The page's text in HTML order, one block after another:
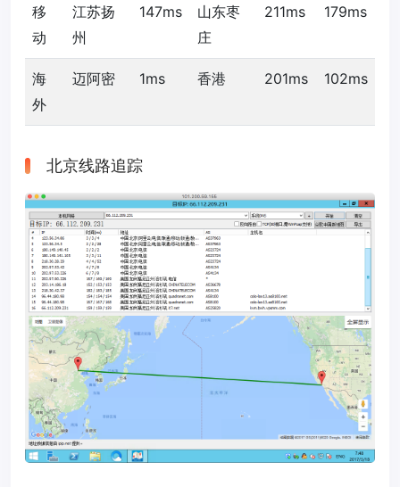
移
动
江苏扬
州
147ms
山东枣
庄
211ms 179ms
海
外
迈阿密 1ms 香港 201ms 102ms
北京线路追踪